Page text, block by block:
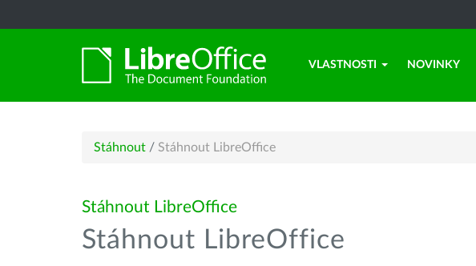
VLASTNOSTI NOVINKY
Stáhnout / Stáhnout LibreOffice
Stáhnout LibreOffice
Stáhnout LibreOffice